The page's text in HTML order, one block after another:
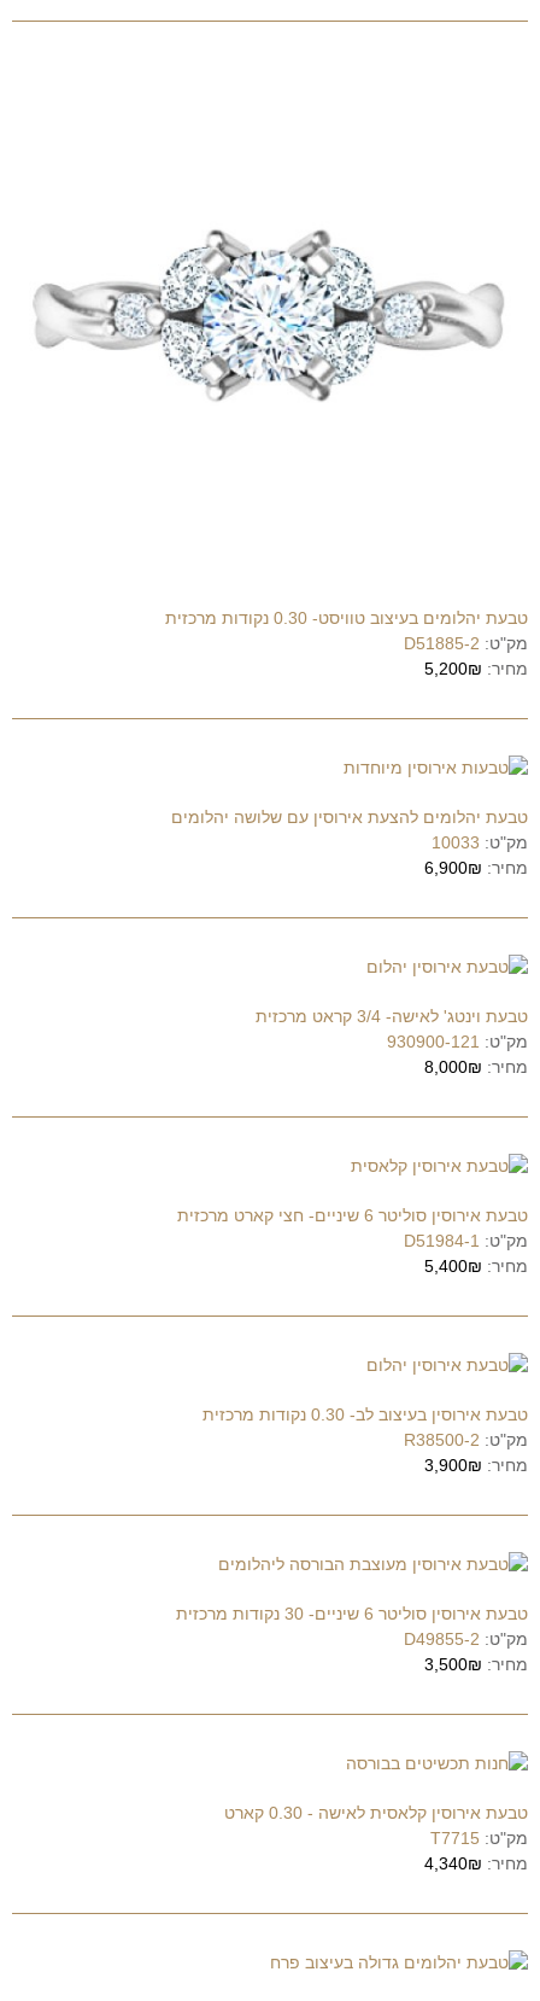
טבעת יהלומים בעיצוב טוויסט- 0.30 נקודות מרכזית
מק"ט: D51885-2
מחיר: 5,200₪
טבעת יהלומים להצעת אירוסין עם שלושה יהלומים
מק"ט: 10033
מחיר: 6,900₪
טבעת וינטג' לאישה- 3/4 קראט מרכזית
מק"ט: 930900-121
מחיר: 8,000₪
טבעת אירוסין סוליטר 6 שיניים- חצי קארט מרכזית
מק"ט: D51984-1
מחיר: 5,400₪
טבעת אירוסין בעיצוב לב- 0.30 נקודות מרכזית
מק"ט: R38500-2
מחיר: 3,900₪
טבעת אירוסין סוליטר 6 שיניים- 30 נקודות מרכזית
מק"ט: D49855-2
מחיר: 3,500₪
טבעת אירוסין קלאסית לאישה - 0.30 קארט
מק"ט: T7715
מחיר: 4,340₪